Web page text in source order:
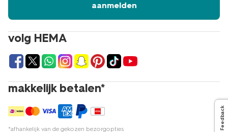
Feedback
volg HEMA
makkelijk betalen*
*afhankelijk van de gekozen bezorgopties
aanmelden